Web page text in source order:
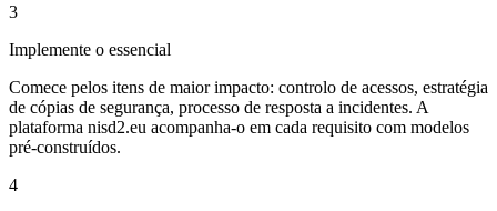
3
Implemente o essencial
Comece pelos itens de maior impacto: controlo de acessos, estratégia
de cópias de segurança, processo de resposta a incidentes. A
plataforma nisd2.eu acompanha-o em cada requisito com modelos
pré-construídos.
4